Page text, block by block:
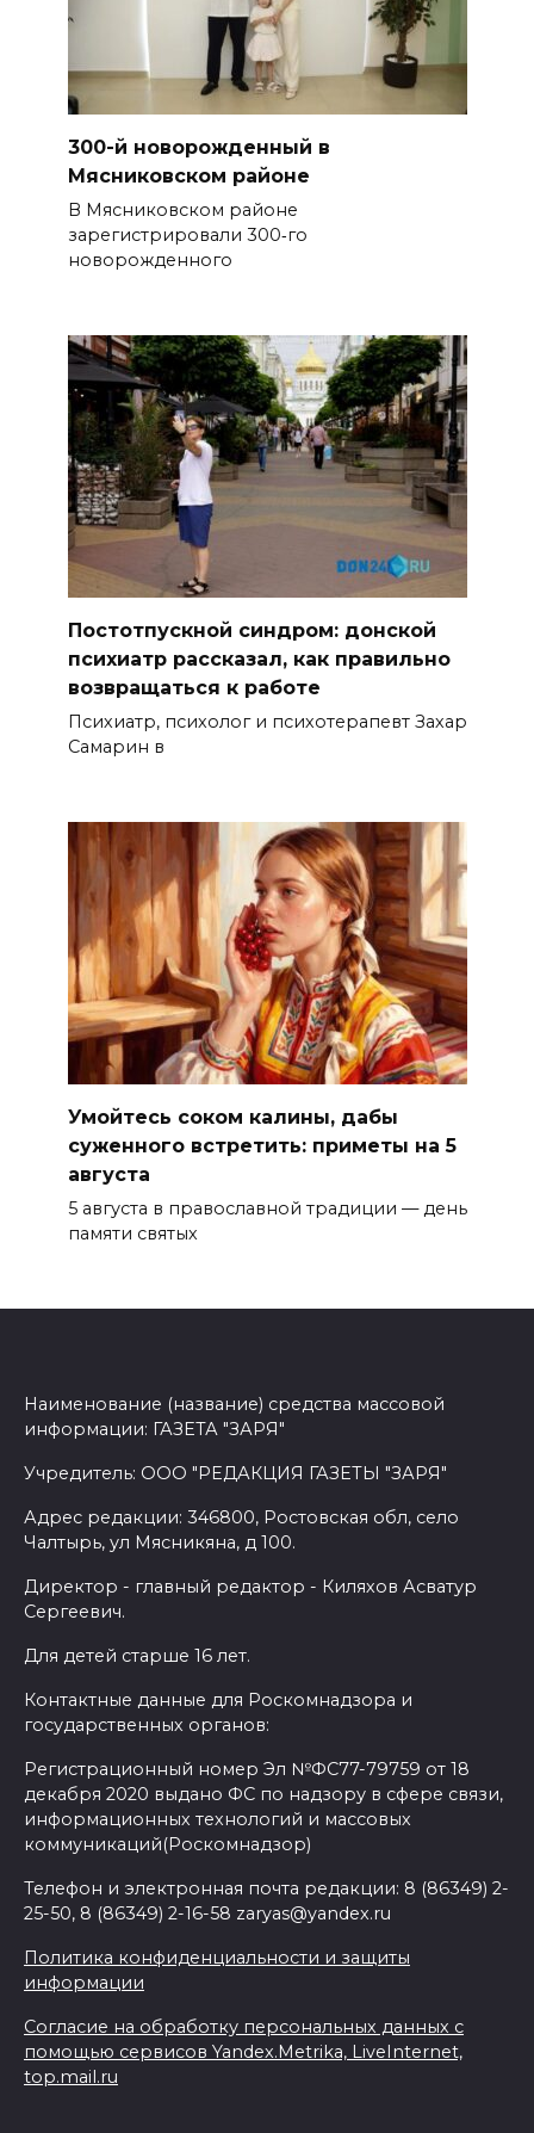
300-й новорожденный в
Мясниковском районе
В Мясниковском районе
зарегистрировали 300‑го
новорожденного
Постотпускной синдром: донской
психиатр рассказал, как правильно
возвращаться к работе
Психиатр, психолог и психотерапевт Захар
Самарин в
Умойтесь соком калины, дабы
суженного встретить: приметы на 5
августа
5 августа в православной традиции — день
памяти святых
Наименование (название) средства массовой
информации: ГАЗЕТА "ЗАРЯ"
Учредитель: ООО "РЕДАКЦИЯ ГАЗЕТЫ "ЗАРЯ"
Адрес редакции: 346800, Ростовская обл, село
Чалтырь, ул Мясникяна, д 100.
Директор - главный редактор - Киляхов Асватур
Сергеевич.
Для детей старше 16 лет.
Контактные данные для Роскомнадзора и
государственных органов:
Регистрационный номер Эл №ФС77-79759 от 18
декабря 2020 выдано ФС по надзору в сфере связи,
информационных технологий и массовых
коммуникаций(Роскомнадзор)
Телефон и электронная почта редакции: 8 (86349) 2-
25-50, 8 (86349) 2-16-58 zaryas@yandex.ru
Политика конфиденциальности и защиты
информации
Согласие на обработку персональных данных с
помощью сервисов Yandex.Metrika, LiveInternet,
top.mail.ru